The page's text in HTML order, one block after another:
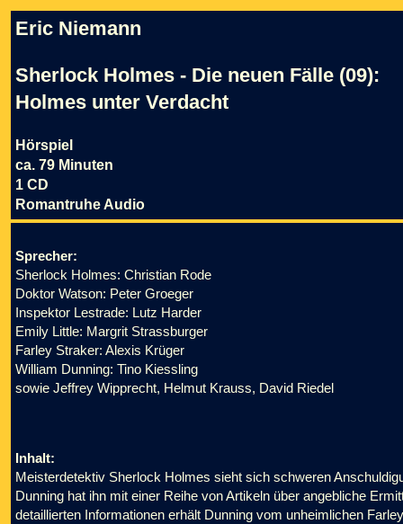
Eric Niemann
Sherlock Holmes - Die neuen Fälle (09):
Holmes unter Verdacht
Hörspiel
ca. 79 Minuten
1 CD
Romantruhe Audio
Sprecher:
Sherlock Holmes: Christian Rode
Doktor Watson: Peter Groeger
Inspektor Lestrade: Lutz Harder
Emily Little: Margrit Strassburger
Farley Straker: Alexis Krüger
William Dunning: Tino Kiessling
sowie Jeffrey Wipprecht, Helmut Krauss, David Riedel
Inhalt:
Meisterdetektiv Sherlock Holmes sieht sich schweren
Dunning hat ihn mit einer Reihe von Artikeln über angebliche
detaillierten Informationen erhält Dunning vom unheimlichen